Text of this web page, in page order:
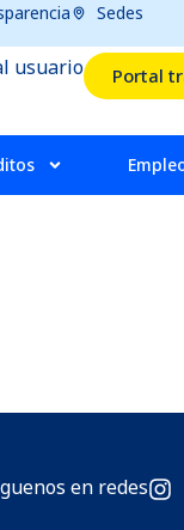
Sedes
usuario Portal
en redes